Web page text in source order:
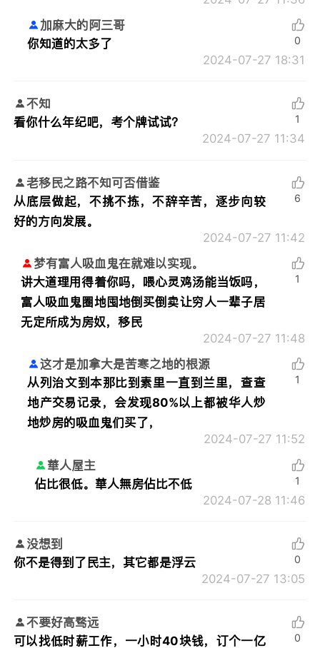
加麻大的阿三哥
你知道的太多了
2024-07-27 18:31
0
不知
看你什么年纪吧，考个牌试试？
2024-07-27 11:34
1
老移民之路不知可否借鉴
从底层做起，不挑不拣，不辞辛苦，逐步向较
好的方向发展。
2024-07-27 11:42
6
梦有富人吸血鬼在就难以实现。
讲大道理用得着你吗，喂心灵鸡汤能当饭吗，
富人吸血鬼圈地囤地倒买倒卖让穷人一辈子居
无定所成为房奴，移民
2024-07-27 11:48
1
这才是加拿大是苦寒之地的根源
从列治文到本那比到素里一直到兰里，查查
地产交易记录，会发现80%以上都被华人炒
地炒房的吸血鬼们买了，
2024-07-27 11:52
1
華人屋主
佔比很低。華人無房佔比不低
2024-07-28 11:46
1
没想到
你不是得到了民主，其它都是浮云
2024-07-27 13:05
0
不要好高骛远
可以找低时薪工作，一小时40块钱，订个一亿
0